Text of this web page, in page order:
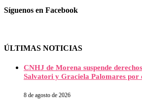
Síguenos en Facebook
ÚLTIMAS NOTICIAS
CNHJ de Morena suspende
Salvatori y Graciela Palomares por
8 de agosto de 2026